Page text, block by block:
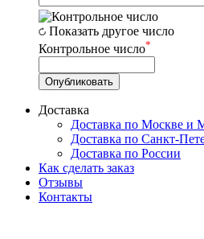
Показать другое число
Контрольное число*
Доставка
Доставка по Москве и
Доставка по Санкт-
Доставка по России
Как сделать заказ
Отзывы
Контакты